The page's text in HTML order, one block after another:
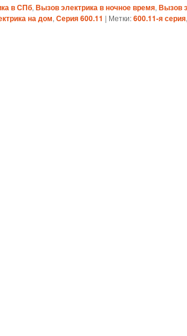
в СПб, Вызов электрика в ночное время, Вызов
на дом, Серия 600.11 | Метки:600.11-я серия,